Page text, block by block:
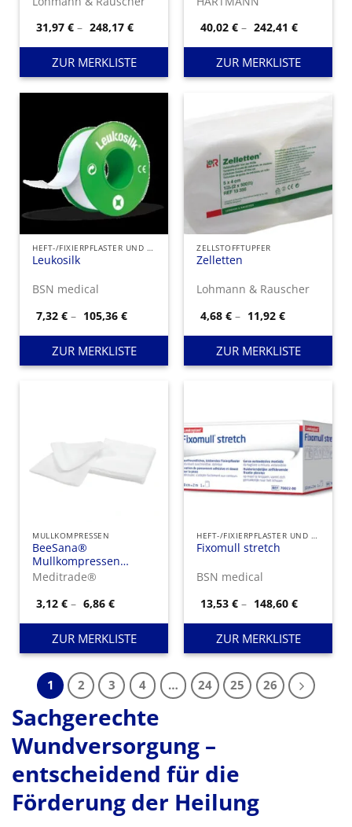
31,97€ – 248,17€Preisspanne:
bis
248,17 €
ZUR MERKLISTE
steril
40,02€ – 242,41€
bis
242,41 €
ZUR MERKLISTE
HEFT-/FIXIERPFLASTER UND FIXIERVERBÄNDE
Leukosilk
BSN medical
7,32€ – 105,36€Preisspanne:
7,32 €
bis
105,36 €
ZUR MERKLISTE
ZELLSTOFFTUPFER
Zelletten
Lohmann & Rauscher
4,68€ – 11,92€
4,68 €
bis
11,92 €
ZUR MERKLISTE
MULLKOMPRESSEN
BeeSana®
Mullkompressen
unsteril, 8-fach
Meditrade®
3,12€ – 6,86€Preisspanne:
3,12 €
bis
6,86 €
ZUR MERKLISTE
HEFT-/FIXIERPFLASTER UND FIXIERVERBÄNDE
Fixomull stretch
BSN medical
13,53€ – 148,60€
13,53 €
bis
148,60 €
ZUR MERKLISTE
1 2 3 4 … 24 25 26
Sachgerechte
Wundversorgung –
entscheidend für die
Förderung der Heilung